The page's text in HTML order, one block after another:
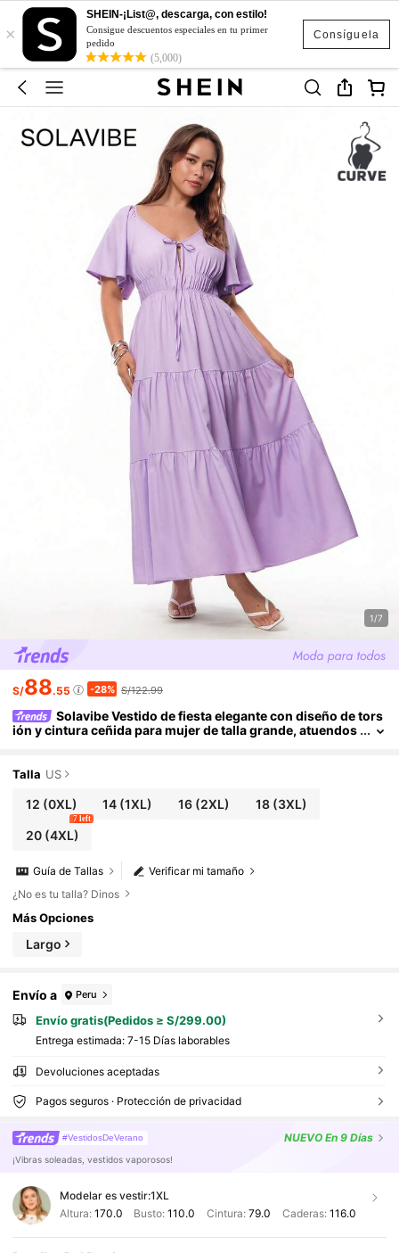
Consíguela
×
SHEIN-¡List@, descarga, con estilo!
Consigue descuentos especiales en tu primer
pedido
(5,000)
1/7
S/88.55 -28% S/122.99
Solavibe Vestido de fiesta elegante con diseño de tors
ión y cintura ceñida para mujer de talla grande, atuendos
nes en la playa para mujer, atuendos para salir, vestido de cu
s casuales para mujer, vestidos elegantes para fiestas, vestid
os de verano casuales para mujer, vestidos de picnic para mu
jer, ropa de resort para mujer, vestido de vacaciones
Talla US
12 (0XL) 14 (1XL) 16(2XL) 18(3XL)
20(4XL)
7 left
Verificar mi tamaño
Guía de Tallas
¿No es tu talla? Dinos
Más Opciones
Largo
Envío a Peru
Envío gratis(Pedidos ≥ S/299.00)
Entrega estimada: 7-15 Días laborables
Devoluciones aceptadas
Pagos seguros · Protección de privacidad
#VestidosDeVerano NUEVO En 9 Días
¡Vibras soleadas, vestidos vaporosos!
Modelar es vestir:1XL
Altura: 170.0 Busto:110.0 Cintura: 79.0 Caderas: 116.0